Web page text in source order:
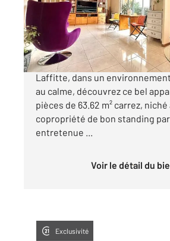
Appartement T3 à vendre
425 000 €
Situé à 12 min à pied de la gare
Laffitte, dans un
au calme, découvrez ce bel
pièces de 63.62 m² carrez,
copropriété de bon standing
entretenue ...
Voir le détail du
Exclusivité